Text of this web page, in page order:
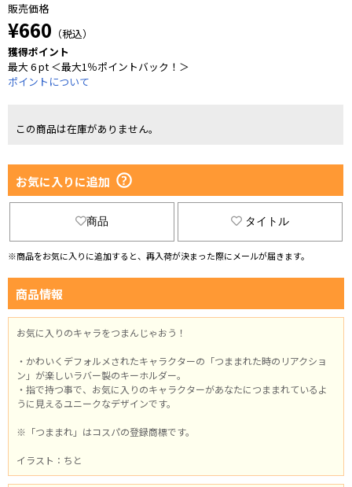
販売価格
¥660 （税込）
獲得ポイント
最大 6 pt ＜最大1％ポイントバック！＞
ポイントについて
この商品は在庫がありません。
お気に入りに追加
商品 タイトル
※商品をお気に入りに追加すると、再入荷が決まった際にメールが届きます。
商品情報
お気に入りのキャラをつまんじゃおう！
・かわいくデフォルメされたキャラクターの「つままれた時のリアクショ
ン」が楽しいラバー製のキーホルダー。
・指で持つ事で、お気に入りのキャラクターがあなたにつままれているよ
うに見えるユニークなデザインです。
※「つままれ」はコスパの登録商標です。
イラスト：ちと